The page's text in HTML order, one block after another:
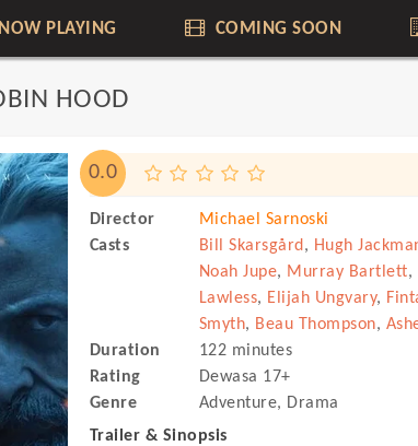
NOW PLAYING COMING SOON
HOOD
0.0
Director
Michael Sarnoski
Casts
Bill Skarsgård , Hugh
Noah Jupe, Murray Bartlett,
Lawless, Elijah Ungvary,
Smyth, Beau Thompson,
Duration
122 minutes
Rating
Dewasa 17+
Genre
Adventure, Drama
Trailer & Sinopsis